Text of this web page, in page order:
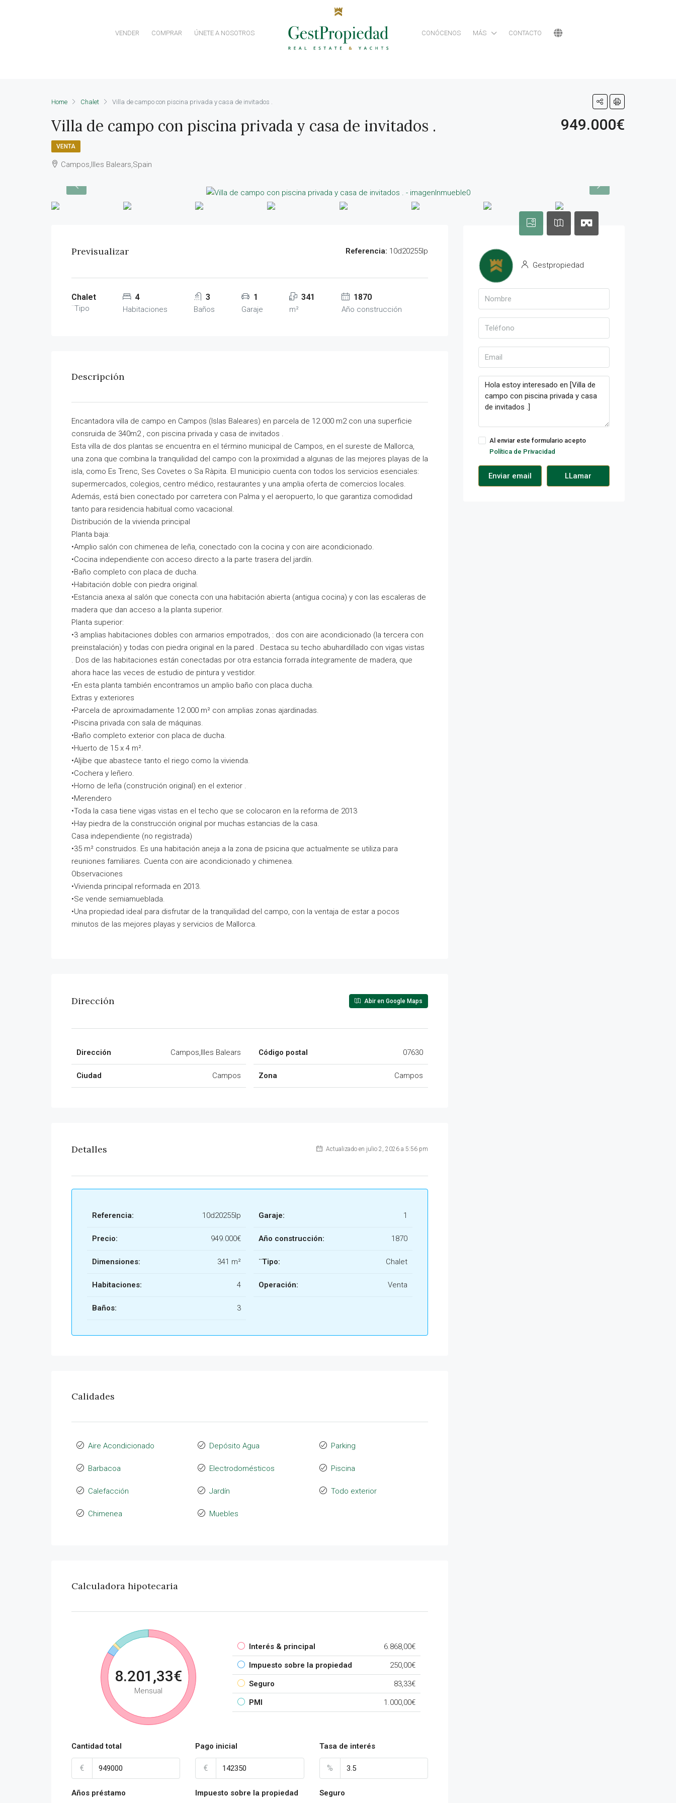
VENDER COMPRAR ÚNETE A NOSOTROS CONÓCENOS MÁS CONTACTO
Home Chalet Villa de campo con piscina privada y casa de invitados .
Villa de campo con piscina privada y casa de invitados . 949.000€
VENTA
Campos,Illes Balears,Spain
Previsualizar Referencia: 10d20255lp
Chalet
¨Tipo
4
Habitaciones
3
Baños
1
Garaje
341
m²
1870
Año construcción
Descripción
Encantadora villa de campo en Campos (Islas Baleares) en parcela de 12.000 m2 con una superficie
consruida de 340m2 , con piscina privada y casa de invitados .
Esta villa de dos plantas se encuentra en el término municipal de Campos, en el sureste de Mallorca,
una zona que combina la tranquilidad del campo con la proximidad a algunas de las mejores playas de la
isla, como Es Trenc, Ses Covetes o Sa Ràpita. El municipio cuenta con todos los servicios esenciales:
supermercados, colegios, centro médico, restaurantes y una amplia oferta de comercios locales.
Además, está bien conectado por carretera con Palma y el aeropuerto, lo que garantiza comodidad
tanto para residencia habitual como vacacional.
Distribución de la vivienda principal
Planta baja:
•Amplio salón con chimenea de leña, conectado con la cocina y con aire acondicionado.
•Cocina independiente con acceso directo a la parte trasera del jardín.
•Baño completo con placa de ducha.
•Habitación doble con piedra original.
•Estancia anexa al salón que conecta con una habitación abierta (antigua cocina) y con las escaleras de
madera que dan acceso a la planta superior.
Planta superior:
•3 amplias habitaciones dobles con armarios empotrados, : dos con aire acondicionado (la tercera con
preinstalación) y todas con piedra original en la pared . Destaca su techo abuhardillado con vigas vistas
. Dos de las habitaciones están conectadas por otra estancia forrada íntegramente de madera, que
ahora hace las veces de estudio de pintura y vestidor.
•En esta planta también encontramos un amplio baño con placa ducha.
Extras y exteriores
•Parcela de aproximadamente 12.000 m² con amplias zonas ajardinadas.
•Piscina privada con sala de máquinas.
•Baño completo exterior con placa de ducha.
•Huerto de 15 x 4 m².
•Aljibe que abastece tanto el riego como la vivienda.
•Cochera y leñero.
•Horno de leña (construción original) en el exterior .
•Merendero
•Toda la casa tiene vigas vistas en el techo que se colocaron en la reforma de 2013
•Hay piedra de la construcción original por muchas estancias de la casa.
Casa independiente (no registrada)
•35 m² construidos. Es una habitación aneja a la zona de psicina que actualmente se utiliza para
reuniones familiares. Cuenta con aire acondicionado y chimenea.
Observaciones
•Vivienda principal reformada en 2013.
•Se vende semiamueblada.
•Una propiedad ideal para disfrutar de la tranquilidad del campo, con la ventaja de estar a pocos
minutos de las mejores playas y servicios de Mallorca.
Dirección Abir en Google Maps
Dirección Campos,Illes Balears
Ciudad Campos
Código postal 07630
Zona Campos
Detalles Actualizado en julio 2, 2026 a 5:56 pm
Referencia: 10d20255lp
Precio: 949.000€
Dimensiones: 341 m²
Habitaciones: 4
Baños: 3
Garaje: 1
Año construcción: 1870
¨Tipo: Chalet
Operación: Venta
Calidades
Aire Acondicionado
Barbacoa
Calefacción
Chimenea
Depósito Agua
Electrodomésticos
Jardín
Muebles
Parking
Piscina
Todo exterior
Calculadora hipotecaria
8.201,33€
Mensual
Interés & principal 6.868,00€
Impuesto sobre la propiedad 250,00€
Seguro 83,33€
PMI 1.000,00€
Cantidad total
€
Pago inicial
€
Tasa de interés
%
Años préstamo Impuesto sobre la propiedad Seguro
Gestpropiedad
Al enviar este formulario acepto
Política de Privacidad
Enviar email LLamar